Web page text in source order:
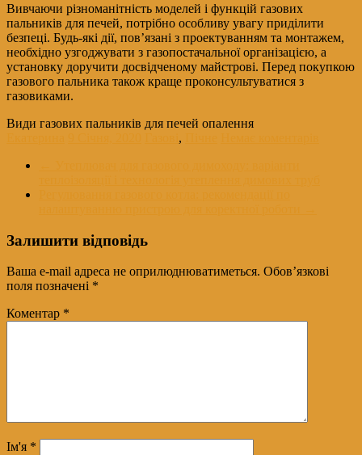
Вивчаючи різноманітність моделей і функцій газових
пальників для печей, потрібно особливу увагу приділити
безпеці. Будь-які дії, пов’язані з проектуванням та монтажем,
необхідно узгоджувати з газопостачальної організацією, а
установку доручити досвідченому майстрові. Перед покупкою
газового пальника також краще проконсультуватися з
газовиками.
Види газових пальників для печей опалення
,
Залишити відповідь
Ваша e-mail адреса не оприлюднюватиметься. Обов’язкові
поля позначені *
Коментар *
Ім'я *